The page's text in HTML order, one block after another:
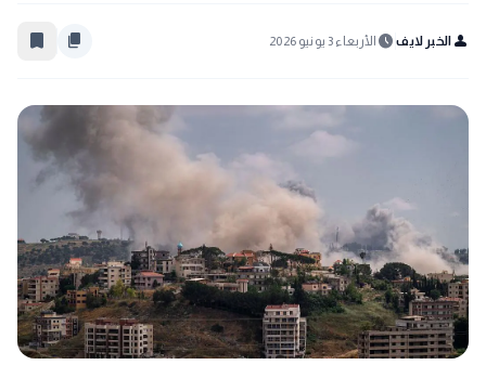
person الخبر لايف schedule الأربعاء 3 يونيو 2026 content_copy
bookmark_border